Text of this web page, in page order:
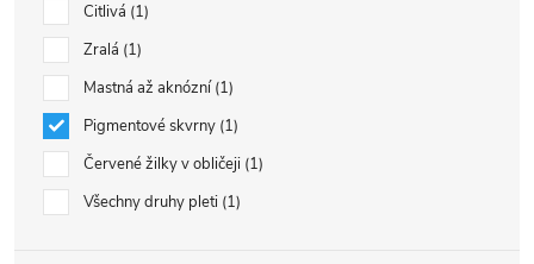
Citlivá 1
Zralá 1
Mastná až aknózní 1
Pigmentové skvrny 1
Červené žilky v obličeji 1
Všechny druhy pleti 1